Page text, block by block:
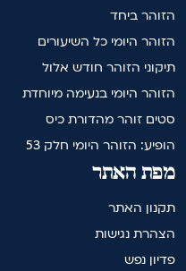
הזוהר ביחד
הזוהר היומי כל השיעורים
תיקוני הזוהר חודש אלול
הזוהר היומי בנעימה מיוחדת
סטים זוהר מהדורת כיס
הופיע: הזוהר היומי חלק 53
מפת האתר
תקנון האתר
הצהרת נגישות
פדיון נפש